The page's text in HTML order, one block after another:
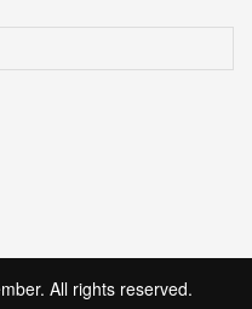
. All rights reserved.